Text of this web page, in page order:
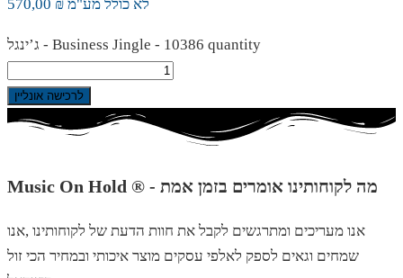
לא כולל מע"מ ₪ 570,00
ג’ינגל - Business Jingle - 10386 quantity
לרכישה אונליין
Music On Hold ® - מה לקוחותינו אומרים בזמן אמת
אנו מעריכים ומתרגשים לקבל את חוות הדעת של לקוחותינו ,אנו
שמחים וגאים לספק לאלפי עסקים מוצר איכותי ובמחיר הכי זול